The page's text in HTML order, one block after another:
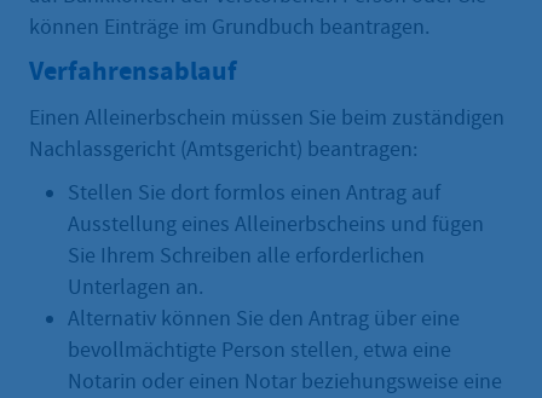
können Einträge im Grundbuch beantragen.
Verfahrensablauf
Einen Alleinerbschein müssen Sie beim zuständigen
Nachlassgericht (Amtsgericht) beantragen:
Stellen Sie dort formlos einen Antrag auf
Ausstellung eines Alleinerbscheins und fügen
Sie Ihrem Schreiben alle erforderlichen
Unterlagen an.
Alternativ können Sie den Antrag über eine
bevollmächtigte Person stellen, etwa eine
Notarin oder einen Notar beziehungsweise eine